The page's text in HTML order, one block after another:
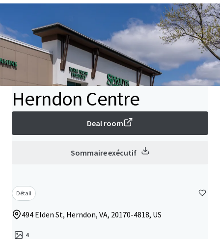
Herndon Centre
Deal room
Sommaire exécutif
Détail
494 Elden St, Herndon, VA, 20170-4818, US
4